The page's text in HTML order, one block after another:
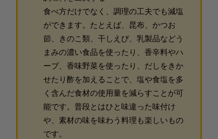
食べ方だけでなく、調理の工夫でも減塩
ができます。たとえば、昆布、かつお
節、きのこ類、干しえび、乳製品などう
まみの濃い食品を使ったり、香辛料やハ
ーブ、香味野菜を使ったり、だしをきか
せたり酢を加えることで、塩や食塩を多
く含んだ食材の使用量を減らすことが可
能です。普段とはひと味違った味付け
や、素材の味を味わう料理も楽しいもの
です。